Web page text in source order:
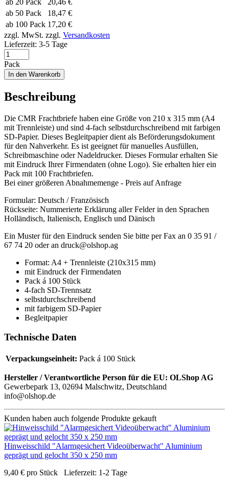
ab 50 Pack
18,47 €
ab 100 Pack 17,20 €
zzgl. MwSt. zzgl. Versandkosten
Lieferzeit: 3-5 Tage
Pack
In den Warenkorb
Beschreibung
Die CMR Frachtbriefe haben eine Größe von 210 x 315 mm (A4
mit Trennleiste) und sind 4-fach selbstdurchschreibend mit farbigen
SD-Papier. Dieses Begleitpapier dient als Beförderungsdokument
für den Nahverkehr. Es ist geeignet für manuelles Ausfüllen,
Schreibmaschine oder Nadeldrucker. Dieses Formular erhalten Sie
mit Eindruck Ihrer Firmendaten (ohne Logo). Sie erhalten hier ein
Pack mit 100 Frachtbriefen.
Bei einer größeren Abnahmemenge - Preis auf Anfrage
Formular: Deutsch / Französisch
Rückseite: Nummerierte Erklärung aller Felder in den Sprachen
Holländisch, Italienisch, Englisch und Dänisch
Ein Muster für den Eindruck senden Sie bitte per Fax an 0 35 91 /
67 74 20 oder an druck@olshop.ag
Format: A4 + Trennleiste (210x315 mm)
mit Eindruck der Firmendaten
Pack á 100 Stück
4-fach SD-Trennsatz
selbstdurchschreibend
mit farbigem SD-Papier
Begleitpapier
Technische Daten
Verpackungseinheit: Pack á 100 Stück
Hersteller / Verantwortliche Person für die EU: OLShop AG
Gewerbepark 13, 02694 Malschwitz, Deutschland
info@olshop.de
Kunden haben auch folgende Produkte gekauft
Hinweisschild "Alarmgesichert Videoüberwacht" Aluminium
geprägt und gelocht 350 x 250 mm
9,40 € pro Stück Lieferzeit: 1-2 Tage